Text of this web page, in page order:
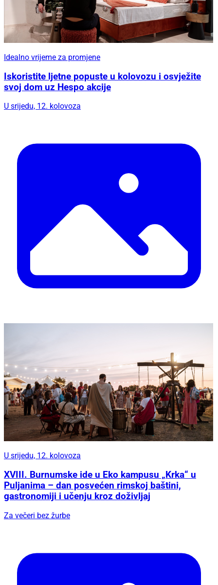
Idealno vrijeme za promjene
Iskoristite ljetne popuste u kolovozu i osvježite
svoj dom uz Hespo akcije
U srijedu, 12. kolovoza
U srijedu, 12. kolovoza
XVIII. Burnumske ide u Eko kampusu „Krka“ u
Puljanima – dan posvećen rimskoj baštini,
gastronomiji i učenju kroz doživljaj
Za večeri bez žurbe